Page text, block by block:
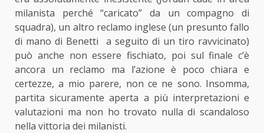
milanista perché “caricato” da un compagno di
squadra), un altro reclamo inglese (un presunto fallo
di mano di Benetti a seguito di un tiro ravvicinato)
può anche non essere fischiato, poi sul finale c’è
ancora un reclamo ma l’azione è poco chiara e
certezze, a mio parere, non ce ne sono. Insomma,
partita sicuramente aperta a più interpretazioni e
valutazioni ma non ho trovato nulla di scandaloso
nella vittoria dei milanisti.